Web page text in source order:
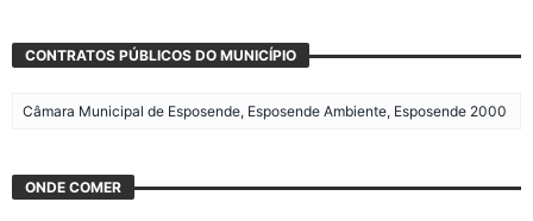
CONTRATOS PÚBLICOS DO MUNICÍPIO
Câmara Municipal de Esposende, Esposende Ambiente, Esposende 2000
ONDE COMER